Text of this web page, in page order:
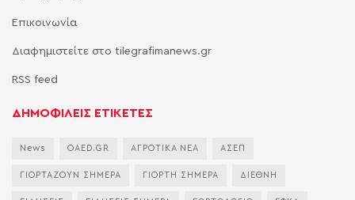
Επικοινωνία
Διαφημιστείτε στο tilegrafimanews.gr
RSS feed
ΔΗΜΟΦΙΛΕΙΣ ΕΤΙΚΕΤΕΣ
News OAED.GR ΑΓΡΟΤΙΚΑ ΝΕΑ ΑΣΕΠ
ΓΙΟΡΤΑΖΟΥΝ ΣΗΜΕΡΑ ΓΙΟΡΤΗ ΣΗΜΕΡΑ ΔΙΕΘΝΗ